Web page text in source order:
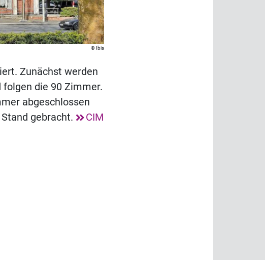
Ibis
Zunächst werden
folgen die 90 Zimmer.
abgeschlossen
gebracht.
CIM